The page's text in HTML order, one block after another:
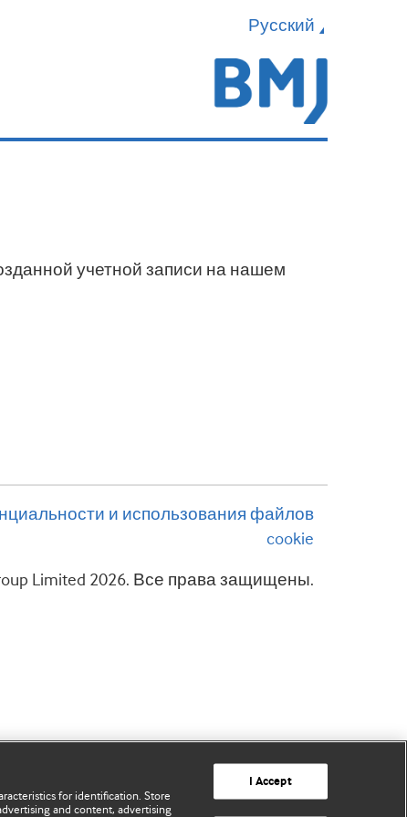
Русский
учетной записи на нашем
и использования файлов
cookie
Limited 2026. Все права защищены.
for identification. Store
and content, advertising
I Accept